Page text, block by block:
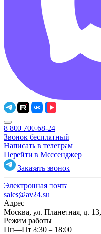
8 800 700-68-24
Звонок бесплатный
Написать в телеграм
Перейти в Мессенджер
Заказать звонок
Электронная почта
sales@av24.su
Адрес
Москва, ул. Планетная, д.
Режим работы
Пн—Пт 8:30 – 18:00